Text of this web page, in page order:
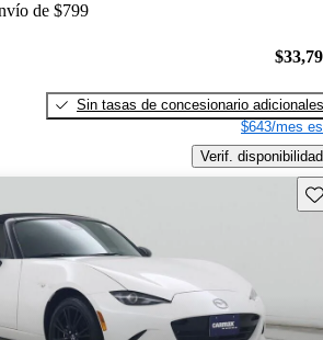
de $799
Sin tasas de concesionario adicionales
$643/mes
Verif. disponibilidad